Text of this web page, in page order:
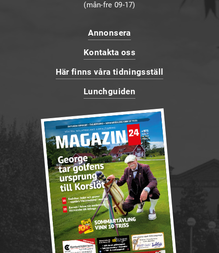
(mån-fre 09-17)
Annonsera
Kontakta oss
Här finns våra tidningsställ
Lunchguiden